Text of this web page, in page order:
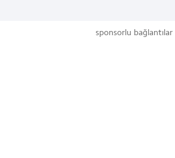
sponsorlu bağlantılar